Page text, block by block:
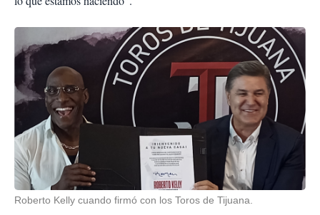
Roberto Kelly cuando firmó con los Toros de Tijuana.